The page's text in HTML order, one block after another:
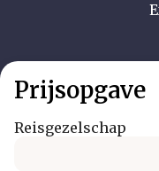
Prijsopgave
Reisgezelschap